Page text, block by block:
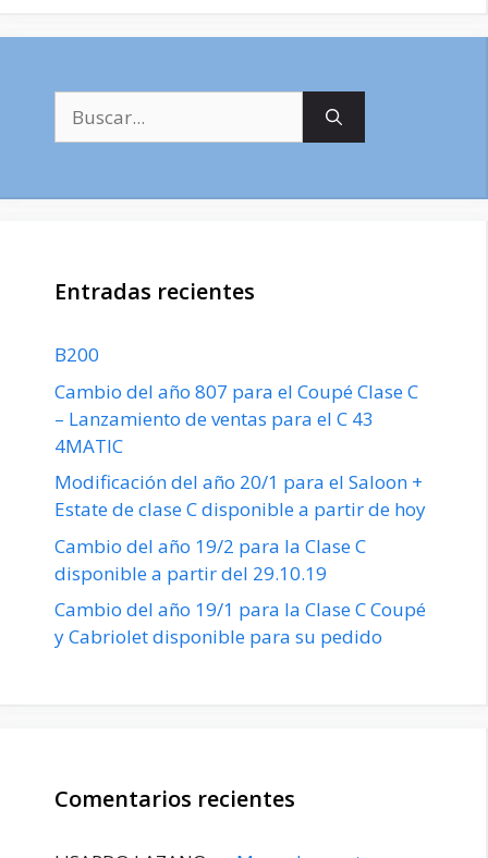
Entradas recientes
B200
Cambio del año 807 para el Coupé Clase C
– Lanzamiento de ventas para el C 43
4MATIC
Modificación del año 20/1 para el Saloon +
Estate de clase C disponible a partir de hoy
Cambio del año 19/2 para la Clase C
disponible a partir del 29.10.19
Cambio del año 19/1 para la Clase C Coupé
y Cabriolet disponible para su pedido
Comentarios recientes